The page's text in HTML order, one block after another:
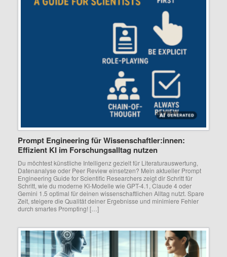
Prompt Engineering für Wissenschaftler:innen:
Effizient KI im Forschungsalltag nutzen
Du möchtest künstliche Intelligenz gezielt für Literaturauswertung,
Datenanalyse oder Peer Review einsetzen? Mein aktueller Prompt
Engineering Guide for Scientific Researchers zeigt dir Schritt für
Schritt, wie du moderne KI-Modelle wie GPT-4.1, Claude 4 oder
Gemini 1.5 optimal für deinen wissenschaftlichen Alltag nutzt. Spare
Zeit, steigere die Qualität deiner Ergebnisse und minimiere Fehler
durch smartes Prompting! […]